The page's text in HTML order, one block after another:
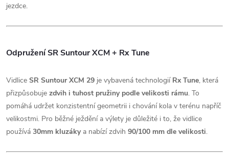
jezdce.
Odpružení SR Suntour XCM + Rx Tune
Vidlice SR Suntour XCM 29 je vybavená technologií Rx Tune, která
přizpůsobuje zdvih i tuhost pružiny podle velikosti rámu. To
pomáhá udržet konzistentní geometrii i chování kola v terénu napříč
velikostmi. Pro běžné ježdění a výlety je důležité i to, že vidlice
používá 30mm kluzákya nabízí zdvih 90/100 mm dle velikosti.